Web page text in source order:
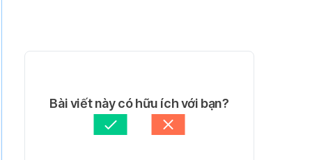
Bài viết này có hữu ích với bạn?